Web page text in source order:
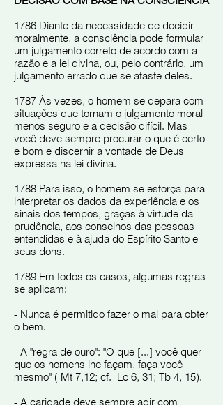
1786 Diante da necessidade de decidir
moralmente, a consciência pode formular
um julgamento correto de acordo com a
razão e a lei divina, ou, pelo contrário, um
julgamento errado que se afaste deles.
1787 Às vezes, o homem se depara com
situações que tornam o julgamento moral
menos seguro e a decisão difícil. Mas
você deve sempre procurar o que é certo
e bom e discernir a vontade de Deus
expressa na lei divina.
1788 Para isso, o homem se esforça para
interpretar os dados da experiência e os
sinais dos tempos, graças à virtude da
prudência, aos conselhos das pessoas
entendidas e à ajuda do Espírito Santo e
seus dons.
1789 Em todos os casos, algumas regras
se aplicam:
- Nunca é permitido fazer o mal para obter
o bem.
- A "regra de ouro": "O que [...] você quer
que os homens lhe façam, faça você
mesmo" ( Mt 7,12; cf. Lc 6, 31; Tb 4, 15).
- A caridade deve sempre agir com